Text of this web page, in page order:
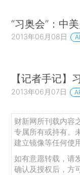
“习奥会”：中
2013年06月08日
【记者手记】
2013年06月07日
财新网所刊载内容
专属所有或持有。
建立镜像等任何使用
如有意愿转载，请
确认及授权后，方